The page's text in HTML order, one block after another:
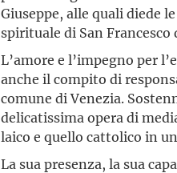
Giuseppe, alle quali diede
spirituale di San Francesco
L’amore e l’impegno per
anche il compito di
comune di Venezia.
delicatissima opera di
laico e quello cattolico in
La sua presenza, la sua